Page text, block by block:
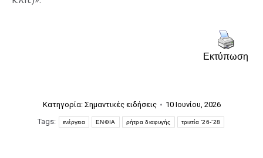
Εκτύπωση
Κατηγορία: Σημαντικές ειδήσεις
10 Ιουνίου, 2026
Tags:
ενέργεια ΕΝΦΙΑ ρήτρα διαφυγής τριετία ’26-’28